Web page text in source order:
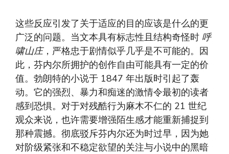
这些反应引发了关于适应的目的应该是什么的更
广泛的问题。当文本具有标志性且结构奇怪时 呼
啸山庄，严格忠于剧情似乎几乎是不可能的。因
此，芬内尔所拥护的创作自由可能具有一定的价
值。勃朗特的小说于 1847 年出版时引起了轰
动。它的强烈、暴力和痴迷的激情令最初的读者
感到恐惧。对于对残酷行为麻木不仁的 21 世纪
观众来说，也许需要增强陌生感才能重新捕捉到
那种震撼。彻底驳斥芬内尔还为时过早，因为她
对阶级紧张和不稳定欲望的关注与小说中的黑暗